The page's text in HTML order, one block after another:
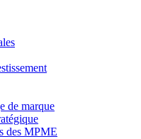
de marque
des MPME